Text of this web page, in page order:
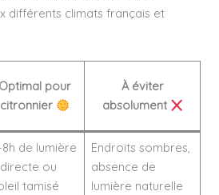
différents climats français et
Optimal pour
citronnier
À éviter
absolument
8h de lumière
ou
tamisé
Endroits sombres,
absence de
lumière naturelle